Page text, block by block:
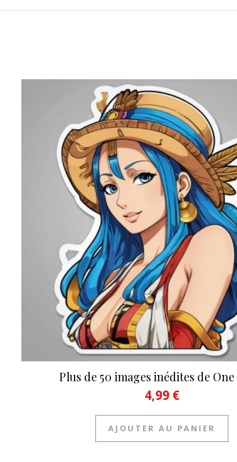
Plus de 50 images inédites de One
4,99 €
AJOUTER AU PANIER